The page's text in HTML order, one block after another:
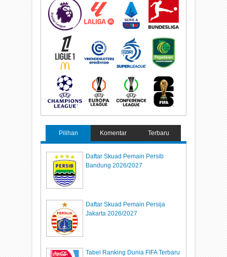
Pilihan Komentar Terbaru
Daftar Skuad Pemain Persib
Bandung 2026/2027
Daftar Skuad Pemain Persija
Jakarta 2026/2027
Tabel Ranking Dunia FIFA Terbaru